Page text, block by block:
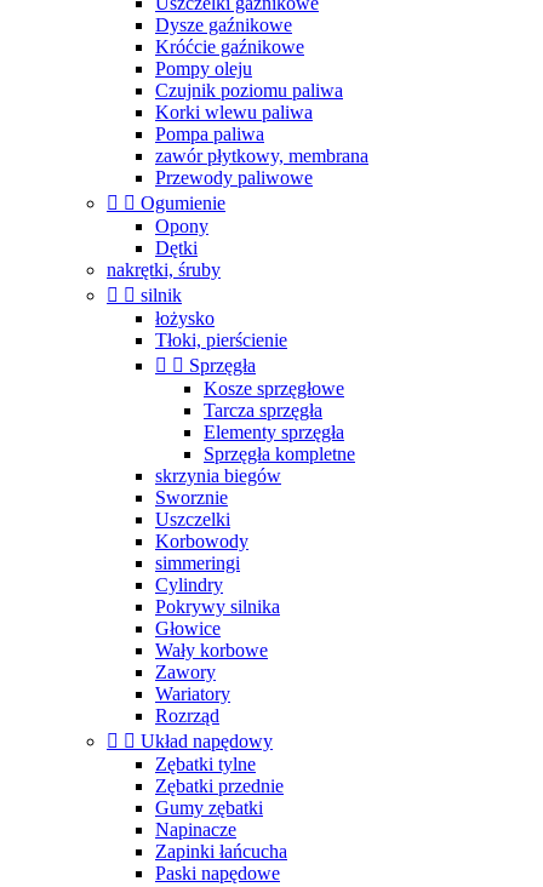
Dysze gaźnikowe
Króćcie gaźnikowe
Pompy oleju
Czujnik poziomu paliwa
Korki wlewu paliwa
Pompa paliwa
zawór płytkowy, membrana
Przewody paliwowe
  Ogumienie
Opony
Dętki
nakrętki, śruby
  silnik
łożysko
Tłoki, pierścienie
  Sprzęgła
Kosze sprzęgłowe
Tarcza sprzęgła
Elementy sprzęgła
Sprzęgła kompletne
skrzynia biegów
Sworznie
Uszczelki
Korbowody
simmeringi
Cylindry
Pokrywy silnika
Głowice
Wały korbowe
Zawory
Wariatory
Rozrząd
  Układ napędowy
Zębatki tylne
Zębatki przednie
Gumy zębatki
Napinacze
Zapinki łańcucha
Paski napędowe